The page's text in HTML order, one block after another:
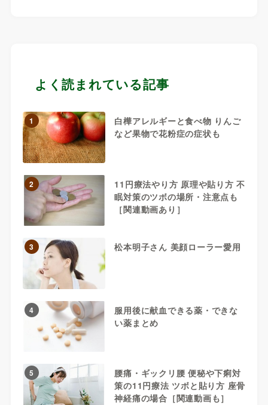
よく読まれている記事
1
白樺アレルギーと食べ物 りんご
など果物で花粉症の症状も
2
11円療法やり方 原理や貼り方 不
眠対策のツボの場所・注意点も
［関連動画あり］
3 松本明子さん 美顔ローラー愛用
4
服用後に献血できる薬・できな
い薬まとめ
5
腰痛・ギックリ腰 便秘や下痢対
策の11円療法 ツボと貼り方 座骨
神経痛の場合［関連動画も］